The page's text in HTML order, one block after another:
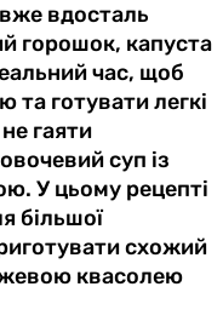
вдосталь
горошок, капуста
час, щоб
та готувати легкі
гаяти
суп із
У цьому рецепті
більшої
схожий
квасолею